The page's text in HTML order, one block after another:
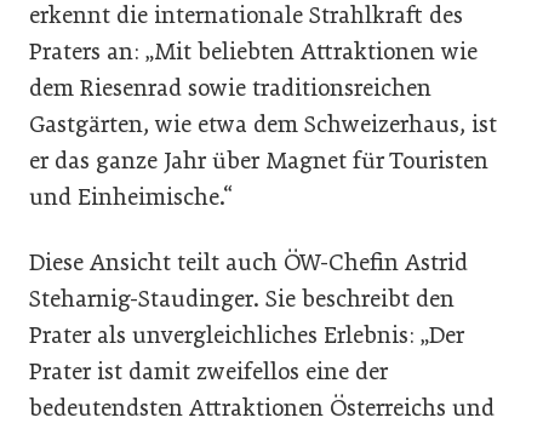
erkennt die internationale Strahlkraft des
Praters an: „Mit beliebten Attraktionen wie
dem Riesenrad sowie traditionsreichen
Gastgärten, wie etwa dem Schweizerhaus, ist
er das ganze Jahr über Magnet für Touristen
und Einheimische.“
Diese Ansicht teilt auch ÖW-Chefin Astrid
Steharnig-Staudinger. Sie beschreibt den
Prater als unvergleichliches Erlebnis: „Der
Prater ist damit zweifellos eine der
bedeutendsten Attraktionen Österreichs und